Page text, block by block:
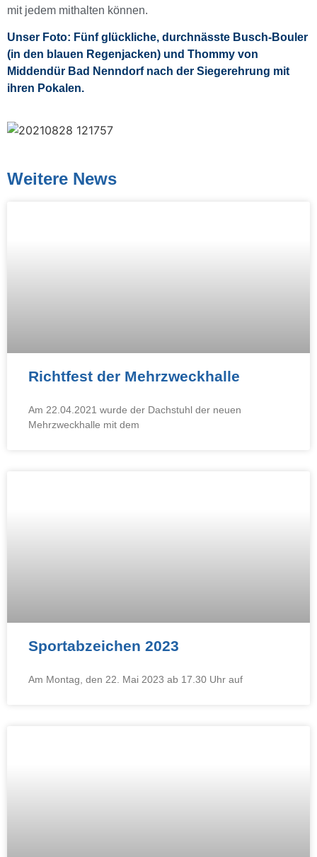
mit jedem mithalten können.
Unser Foto: Fünf glückliche, durchnässte Busch-Bouler
(in den blauen Regenjacken) und Thommy von
Middendür Bad Nenndorf nach der Siegerehrung mit
ihren Pokalen.
Weitere News
Richtfest der Mehrzweckhalle
Am 22.04.2021 wurde der Dachstuhl der neuen
Mehrzweckhalle mit dem
Sportabzeichen 2023
Am Montag, den 22. Mai 2023 ab 17.30 Uhr auf